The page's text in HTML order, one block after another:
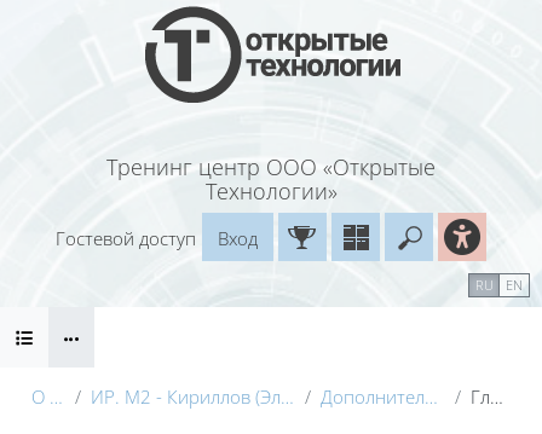
Перейти к основному содержанию
Тренинг центр ООО «Открытые
Технологии»
Введите
Гостевой доступ
Вход
RU EN
Блоки
О курсе ИР. М2 - Кириллов (Электронный курс) с видео Дополнительные материалы Глоссарий